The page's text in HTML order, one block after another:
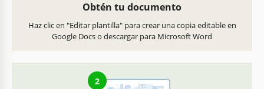
Obtén tu documento
Haz clic en "Editar plantilla" para crear una copia editable en
Google Docs o descargar para Microsoft Word
2